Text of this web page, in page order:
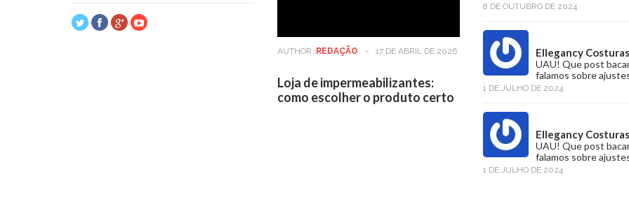
AUTHOR: REDAÇÃO - 17 DE ABRIL DE 2026
Loja de impermeabilizantes:
como escolher o produto certo
8 DE OUTUBRO DE 2024
Ellegancy Costuras
UAU! Que post
falamos sobre
1 DE JULHO DE 2024
Ellegancy Costuras
UAU! Que post
falamos sobre
1 DE JULHO DE 2024